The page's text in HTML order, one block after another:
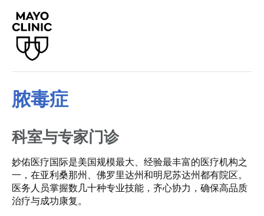
脓毒症
科室与专家门诊
妙佑医疗国际是美国规模最大、经验最丰富的医疗机构之
一，在亚利桑那州、佛罗里达州和明尼苏达州都有院区。
医务人员掌握数几十种专业技能，齐心协力，确保高品质
治疗与成功康复。